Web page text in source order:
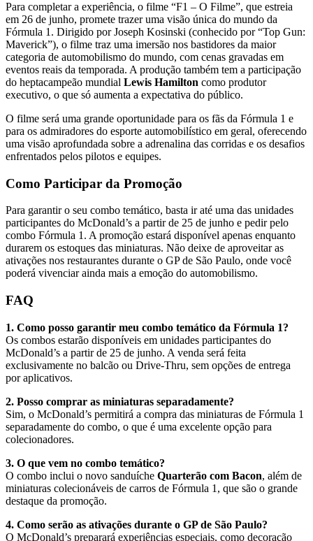
Para completar a experiência, o filme “F1 – O Filme”, que estreia
em 26 de junho, promete trazer uma visão única do mundo da
Fórmula 1. Dirigido por Joseph Kosinski (conhecido por “Top Gun:
Maverick”), o filme traz uma imersão nos bastidores da maior
categoria de automobilismo do mundo, com cenas gravadas em
eventos reais da temporada. A produção também tem a participação
do heptacampeão mundial Lewis Hamilton como produtor
executivo, o que só aumenta a expectativa do público.
O filme será uma grande oportunidade para os fãs da Fórmula 1 e
para os admiradores do esporte automobilístico em geral, oferecendo
uma visão aprofundada sobre a adrenalina das corridas e os desafios
enfrentados pelos pilotos e equipes.
Como Participar da Promoção
Para garantir o seu combo temático, basta ir até uma das unidades
participantes do McDonald’s a partir de 25 de junho e pedir pelo
combo Fórmula 1. A promoção estará disponível apenas enquanto
durarem os estoques das miniaturas. Não deixe de aproveitar as
ativações nos restaurantes durante o GP de São Paulo, onde você
poderá vivenciar ainda mais a emoção do automobilismo.
FAQ
1. Como posso garantir meu combo temático da Fórmula 1?
Os combos estarão disponíveis em unidades participantes do
McDonald’s a partir de 25 de junho. A venda será feita
exclusivamente no balcão ou Drive-Thru, sem opções de entrega
por aplicativos.
2. Posso comprar as miniaturas separadamente?
Sim, o McDonald’s permitirá a compra das miniaturas de Fórmula 1
separadamente do combo, o que é uma excelente opção para
colecionadores.
3. O que vem no combo temático?
O combo inclui o novo sanduíche Quarterão com Bacon, além de
miniaturas colecionáveis de carros de Fórmula 1, que são o grande
destaque da promoção.
4. Como serão as ativações durante o GP de São Paulo?
O McDonald’s preparará experiências especiais, como decoração